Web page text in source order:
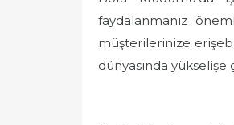
faydalanmanız
müşterilerinize
dünyasında yükselişe